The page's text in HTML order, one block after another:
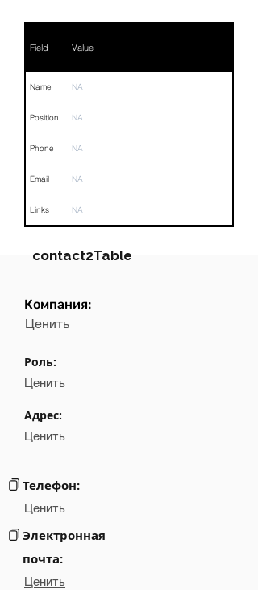
Field Value
Name NA
Position NA
Phone NA
Email NA
Links NA
contact2Table
Field
Email
Компания:
Ценить
Роль:
Ценить
Адрес:
Ценить
Телефон:
Ценить
Электронная
почта:
Ценить